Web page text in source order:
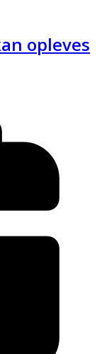
opleves